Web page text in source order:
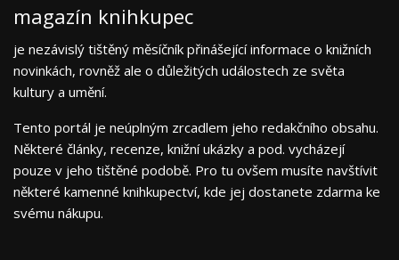
magazín knihkupec
je nezávislý tištěný měsíčník přinášející informace o knižních
novinkách, rovněž ale o důležitých událostech ze světa
kultury a umění.
Tento portál je neúplným zrcadlem jeho redakčního obsahu.
Některé články, recenze, knižní ukázky a pod. vycházejí
pouze v jeho tištěné podobě. Pro tu ovšem musíte navštívit
některé kamenné knihkupectví, kde jej dostanete zdarma ke
svému nákupu.